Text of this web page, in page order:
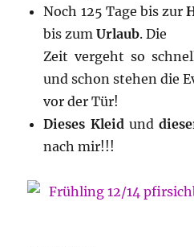
Noch 125 Tage bis zur
bis zumUrlaub. Die
Zeit vergeht so
und schon stehen die
vor der Tür!
Dieses Kleidund
nach mir!!!